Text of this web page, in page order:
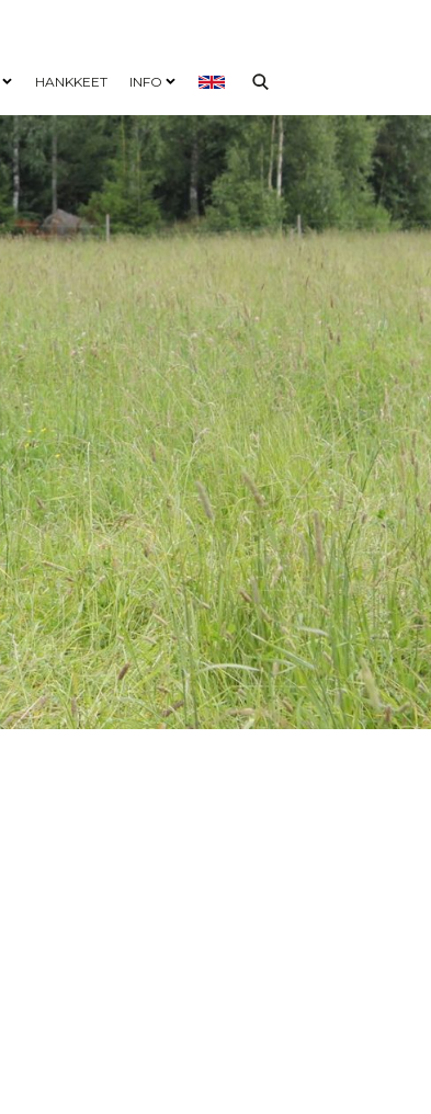
Open child menu
HANKKEET INFO
Open child menu